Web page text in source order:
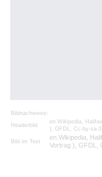
Bildnachweise:
Headerbild
en.Wikipedia,
), GFDL, Cc-by-sa-
Bild im Text
en.Wikipedia,
Vortrag ), GFDL,